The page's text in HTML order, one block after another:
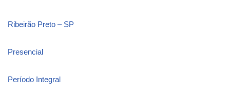
Ribeirão Preto – SP
Presencial
Período Integral